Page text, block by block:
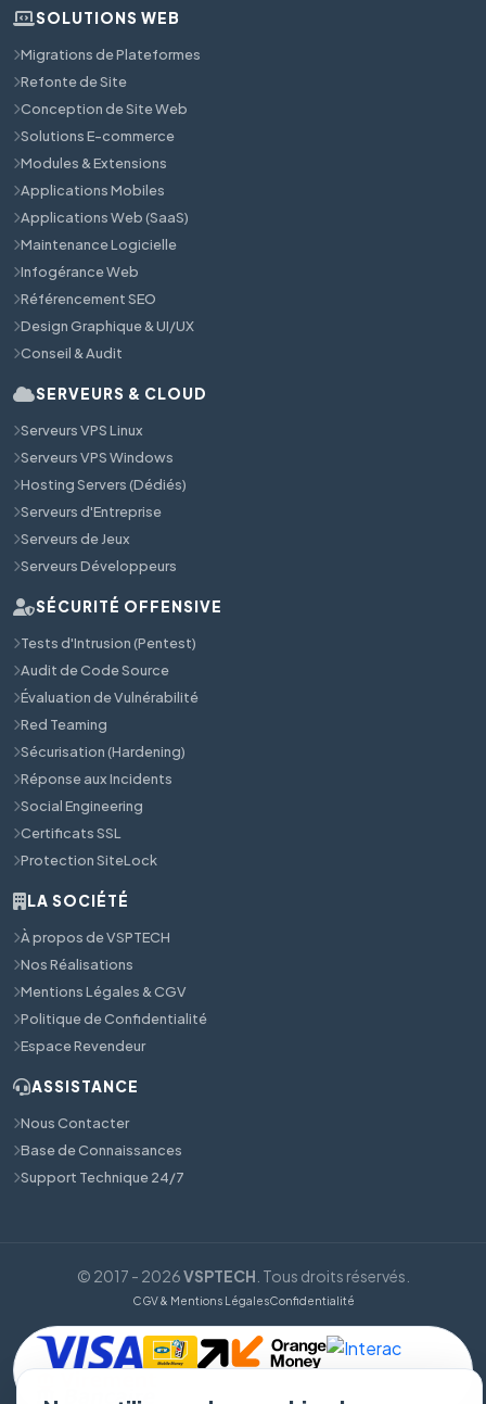
SOLUTIONS WEB
Migrations de Plateformes
Refonte de Site
Conception de Site Web
Solutions E-commerce
Modules & Extensions
Applications Mobiles
Applications Web (SaaS)
Maintenance Logicielle
Infogérance Web
Référencement SEO
Design Graphique & UI/UX
Conseil & Audit
SERVEURS & CLOUD
Serveurs VPS Linux
Serveurs VPS Windows
Hosting Servers (Dédiés)
Serveurs d'Entreprise
Serveurs de Jeux
Serveurs Développeurs
SÉCURITÉ OFFENSIVE
Tests d'Intrusion (Pentest)
Audit de Code Source
Évaluation de Vulnérabilité
Red Teaming
Sécurisation (Hardening)
Réponse aux Incidents
Social Engineering
Certificats SSL
Protection SiteLock
LA SOCIÉTÉ
À propos de VSPTECH
Nos Réalisations
Mentions Légales & CGV
Politique de Confidentialité
Espace Revendeur
ASSISTANCE
Nous Contacter
Base de Connaissances
Support Technique 24/7
© 2017 - 2026VSPTECH . Tous droits réservés.
CGV & Mentions LégalesConfidentialité